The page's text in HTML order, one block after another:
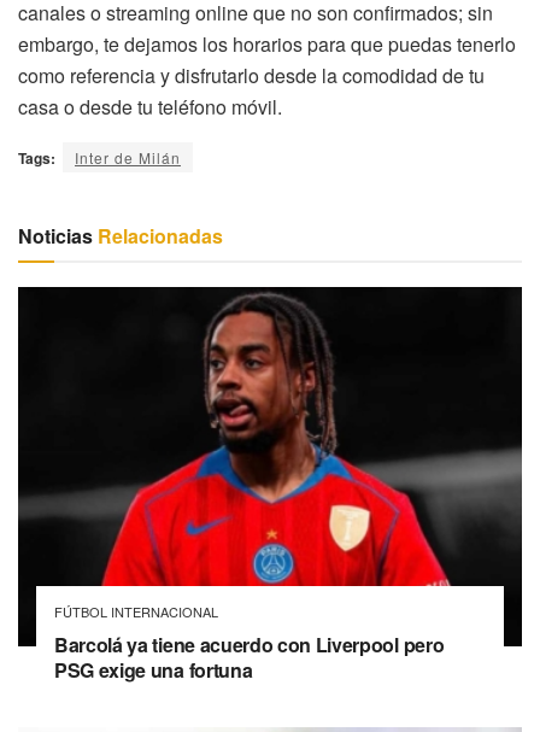
canales o streaming online que no son confirmados; sin
embargo, te dejamos los horarios para que puedas tenerlo
como referencia y disfrutarlo desde la comodidad de tu
casa o desde tu teléfono móvil.
Tags: Inter de Milán
Noticias Relacionadas
FÚTBOL INTERNACIONAL
Barcolá ya tiene acuerdo con Liverpool pero
PSG exige una fortuna